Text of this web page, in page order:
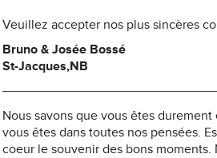
Veuillez accepter nos plus sincères
Bruno & Josée Bossé
St-Jacques,NB
Nous savons que vous êtes
vous êtes dans toutes nos pensées.
coeur le souvenir des bons moments.